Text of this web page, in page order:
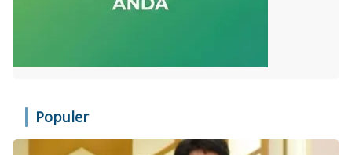
Populer